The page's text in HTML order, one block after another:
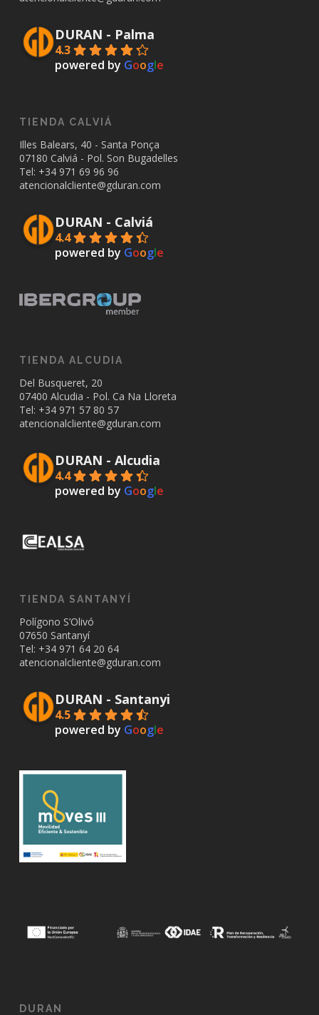
DURAN - Palma
4.3
powered by Google
TIENDA CALVIÁ
Illes Balears, 40 - Santa Ponça
07180 Calviá - Pol. Son Bugadelles
Tel: +34 971 69 96 96
atencionalcliente@gduran.com
DURAN - Calviá
4.4
powered by Google
TIENDA ALCUDIA
Del Busqueret, 20
07400 Alcudia - Pol. Ca Na Lloreta
Tel: +34 971 57 80 57
atencionalcliente@gduran.com
DURAN - Alcudia
4.4
powered by Google
TIENDA SANTANYÍ
Polígono S’Olivó
07650 Santanyí
Tel: +34 971 64 20 64
atencionalcliente@gduran.com
DURAN - Santanyi
4.5
powered by Google
DURAN